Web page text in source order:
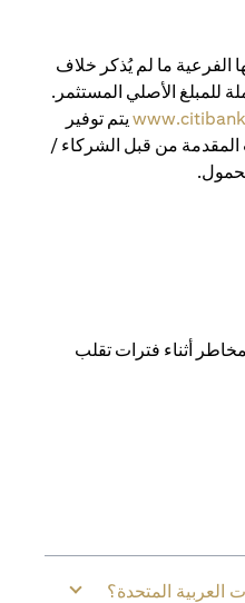
الفرعية ما لم يُذكر خلاف
للمبلغ الأصلي المستثمر.
يتم توفير
المقدمة من قبل الشركاء /
أثناء فترات تقلب
العربية المتحدة؟